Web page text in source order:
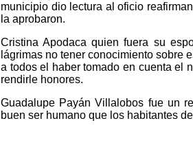
municipio dio lectura al oficio
la aprobaron.
Cristina Apodaca quien fuera su
lágrimas no tener conocimiento sobre
a todos el haber tomado en cuenta el
rendirle honores.
Guadalupe Payán Villalobos fue un
buen ser humano que los habitantes